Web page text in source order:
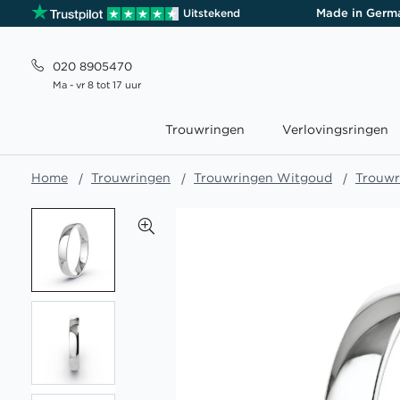
Uitstekend Made in
020 8905470
Ma - vr 8 tot 17 uur
Trouwringen Verlovingsringen
Home Trouwringen Trouwringen Witgoud
einde
van
afbeeldingen-
gallerij